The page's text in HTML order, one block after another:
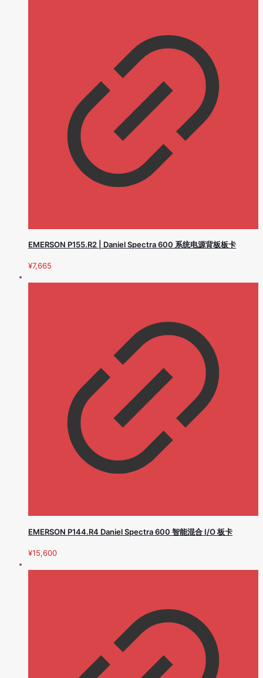
EMERSON P155.R2 | Daniel Spectra 600 系统电源背板板卡
¥7,665
EMERSON P144.R4 Daniel Spectra 600 智能混合 I/O 板卡
¥15,600